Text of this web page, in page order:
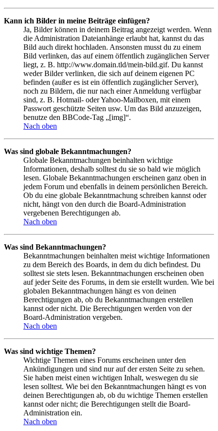
Kann ich Bilder in meine Beiträge einfügen?
Ja, Bilder können in deinem Beitrag angezeigt werden. Wenn
die Administration Dateianhänge erlaubt hat, kannst du das
Bild auch direkt hochladen. Ansonsten musst du zu einem
Bild verlinken, das auf einem öffentlich zugänglichen Server
liegt, z. B. http://www.domain.tld/mein-bild.gif. Du kannst
weder Bilder verlinken, die sich auf deinem eigenen PC
befinden (außer es ist ein öffentlich zugänglicher Server),
noch zu Bildern, die nur nach einer Anmeldung verfügbar
sind, z. B. Hotmail- oder Yahoo-Mailboxen, mit einem
Passwort geschützte Seiten usw. Um das Bild anzuzeigen,
benutze den BBCode-Tag „[img]“.
Nach oben
Was sind globale Bekanntmachungen?
Globale Bekanntmachungen beinhalten wichtige
Informationen, deshalb solltest du sie so bald wie möglich
lesen. Globale Bekanntmachungen erscheinen ganz oben in
jedem Forum und ebenfalls in deinem persönlichen Bereich.
Ob du eine globale Bekanntmachung schreiben kannst oder
nicht, hängt von den durch die Board-Administration
vergebenen Berechtigungen ab.
Nach oben
Was sind Bekanntmachungen?
Bekanntmachungen beinhalten meist wichtige Informationen
zu dem Bereich des Boards, in dem du dich befindest. Du
solltest sie stets lesen. Bekanntmachungen erscheinen oben
auf jeder Seite des Forums, in dem sie erstellt wurden. Wie bei
globalen Bekanntmachungen hängt es von deinen
Berechtigungen ab, ob du Bekanntmachungen erstellen
kannst oder nicht. Die Berechtigungen werden von der
Board-Administration vergeben.
Nach oben
Was sind wichtige Themen?
Wichtige Themen eines Forums erscheinen unter den
Ankündigungen und sind nur auf der ersten Seite zu sehen.
Sie haben meist einen wichtigen Inhalt, weswegen du sie
lesen solltest. Wie bei den Bekanntmachungen hängt es von
deinen Berechtigungen ab, ob du wichtige Themen erstellen
kannst oder nicht; die Berechtigungen stellt die Board-
Administration ein.
Nach oben